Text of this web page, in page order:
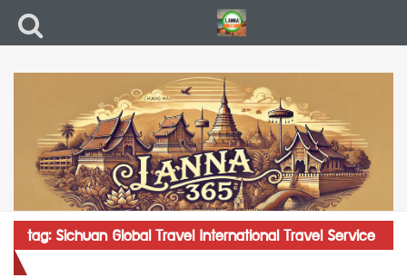
tag: Sichuan Global Travel International Travel Service